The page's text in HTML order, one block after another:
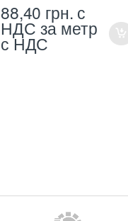
88,40 грн. с
НДС за метр
с НДС